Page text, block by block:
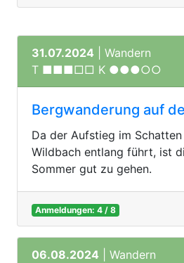
31.07.2024 | Wandern
T ■■■□□ K ●●●○○
Bergwanderung auf
Da der Aufstieg im
Wildbach entlang führt, ist
Sommer gut zu gehen.
Anmeldungen: 4 / 8
06.08.2024 | Wandern